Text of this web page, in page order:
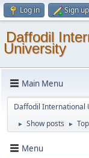
Log in Sign up
Daffodil
University
Main Menu
Daffodil International
► Show posts ►
Menu